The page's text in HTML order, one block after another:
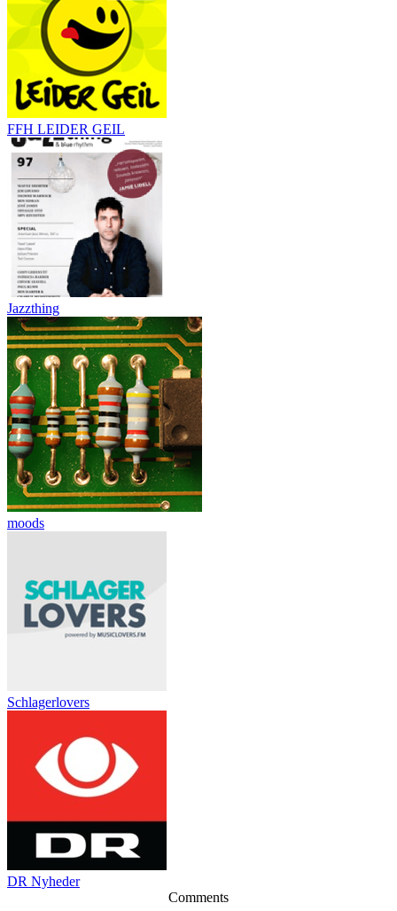
FFH LEIDER GEIL
Jazzthing
moods
Schlagerlovers
DR Nyheder
Comments